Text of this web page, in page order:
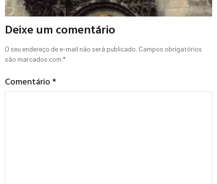
Deixe um comentário
O seu endereço de e-mail não será publicado. Campos obrigatórios
são marcados com *
Comentário*